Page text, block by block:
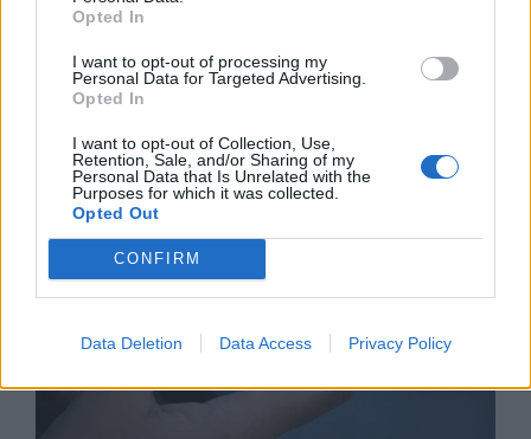
Opted In
I want to opt-out of processing my
Personal Data for Targeted Advertising.
Opted In
I want to opt-out of Collection, Use,
Retention, Sale, and/or Sharing of my
Personal Data that Is Unrelated with the
Purposes for which it was collected.
Opted Out
CONFIRM
Data Deletion Data Access Privacy Policy
Астронавти на NASA излязоха в
открития космос
07.08.2026 / 15:00